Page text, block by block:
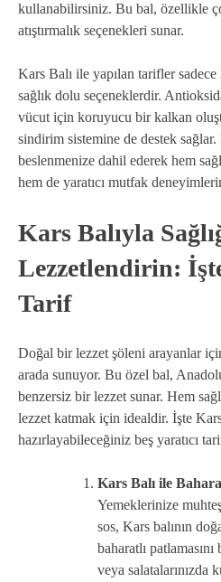
kullanabilirsiniz. Bu bal, özellikle
atıştırmalık seçenekleri sunar.
Kars Balı ile yapılan tarifler
sağlık dolu seçeneklerdir.
vücut için koruyucu bir kalkan
sindirim sistemine de destek
beslenmenize dahil ederek hem
hem de yaratıcı mutfak
Kars Balıyla
Lezzetlendirin:
Tarif
Doğal bir lezzet şöleni arayanlar
arada sunuyor. Bu özel bal,
benzersiz bir lezzet sunar. Hem
lezzet katmak için idealdir. İşte
hazırlayabileceğiniz beş yaratıcı
Kars Balı ile
Yemeklerinize
sos, Kars balının
baharatlı
veya salatalarınızda